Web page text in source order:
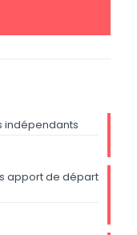
indépendants
apport de départ